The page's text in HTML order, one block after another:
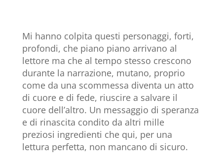
Mi hanno colpita questi personaggi, forti,
profondi, che piano piano arrivano al
lettore ma che al tempo stesso crescono
durante la narrazione, mutano, proprio
come da una scommessa diventa un atto
di cuore e di fede, riuscire a salvare il
cuore dell’altro. Un messaggio di speranza
e di rinascita condito da altri mille
preziosi ingredienti che qui, per una
lettura perfetta, non mancano di sicuro.